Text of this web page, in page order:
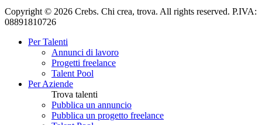
Copyright © 2026 Crebs. Chi crea, trova. All rights reserved. P.IVA:
08891810726
Per Talenti
Annunci di lavoro
Progetti freelance
Talent Pool
Per Aziende
Trova talenti
Pubblica un annuncio
Pubblica un progetto freelance